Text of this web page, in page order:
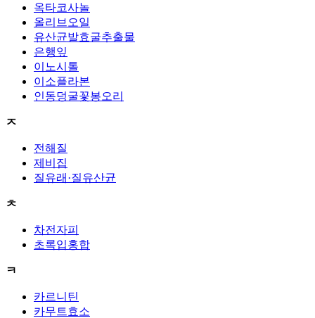
옥타코사놀
올리브오일
유산균발효굴추출물
은행잎
이노시톨
이소플라본
인동덩굴꽃봉오리
ㅈ
전해질
제비집
질유래·질유산균
ㅊ
차전자피
초록입홍합
ㅋ
카르니틴
카무트효소